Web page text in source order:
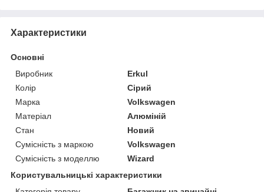
Характеристики
Основні
Виробник
Erkul
Колір
Сірий
Марка
Volkswagen
Матеріал
Алюміній
Стан
Новий
Сумісність з маркою
Volkswagen
Сумісність з моделлю
Wizard
Користувальницькі характеристики